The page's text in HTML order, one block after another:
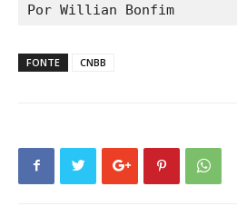
Por Willian Bonfim
FONTE CNBB